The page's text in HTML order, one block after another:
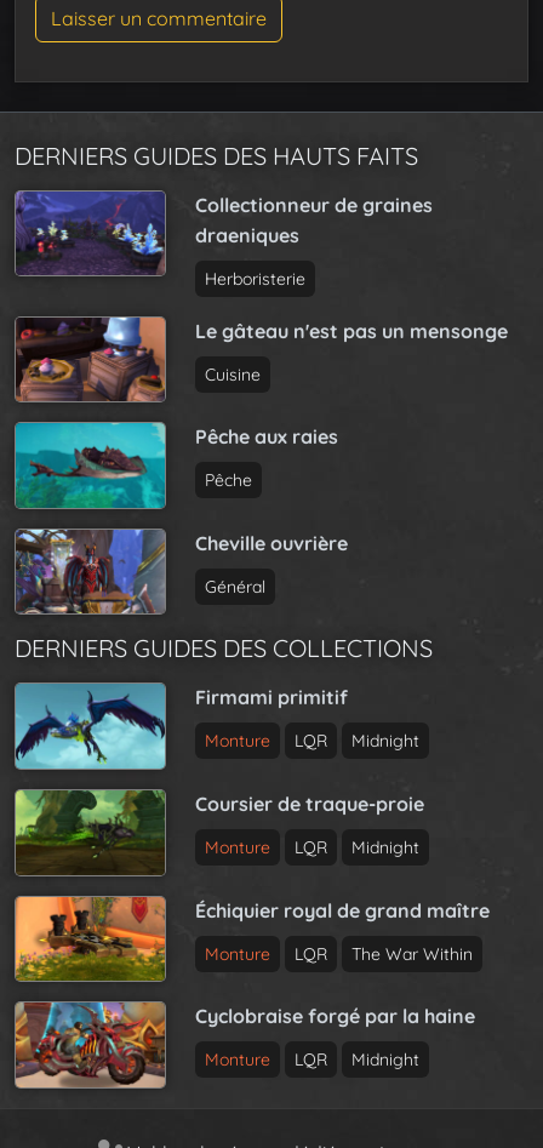
DERNIERS GUIDES DES HAUTS FAITS
Collectionneur de graines
draeniques
Herboristerie
Le gâteau n'est pas un mensonge
Cuisine
Pêche aux raies
Pêche
Cheville ouvrière
Général
DERNIERS GUIDES DES COLLECTIONS
Firmami primitif
Monture LQR Midnight
Coursier de traque-proie
Monture LQR Midnight
Échiquier royal de grand maître
Monture LQR The War Within
Cyclobraise forgé par la haine
Monture LQR Midnight